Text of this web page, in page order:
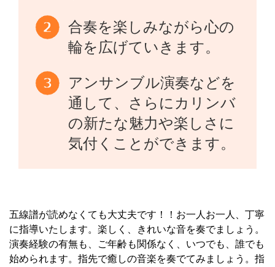
合奏を楽しみながら心の
輪を広げていきます。
アンサンブル演奏などを
通して、さらにカリンバ
の新たな魅力や楽しさに
気付くことができます。
五線譜が読めなくても大丈夫です！！お一人お一人、丁寧
に指導いたします。楽しく、きれいな音を奏でましょう。
演奏経験の有無も、ご年齢も関係なく、いつでも、誰でも
始められます。指先で癒しの音楽を奏でてみましょう。指